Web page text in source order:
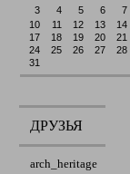
3
4 5 6 7
10
11 12 13 14
17
18 19 20 21
24
25 26 27 28
31
ДРУЗЬЯ
arch_heritage